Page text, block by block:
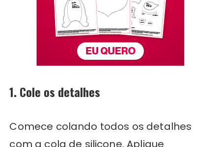
1. Cole os detalhes
Comece colando todos os detalhes
com a cola de silicone. Aplique